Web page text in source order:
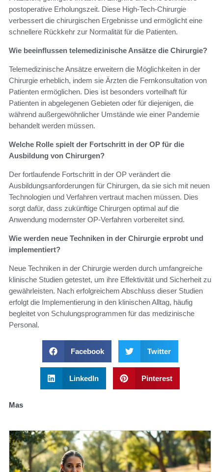
postoperative Erholungszeit. Diese High-Tech-Chirurgie
verbessert die chirurgischen Ergebnisse und ermöglicht eine
schnellere Rückkehr zur Normalität für die Patienten.
Wie beeinflussen telemedizinische Ansätze die Chirurgie?
Telemedizinische Ansätze erweitern die Möglichkeiten in der
Chirurgie erheblich, indem sie Ärzten die Fernkonsultation von
Patienten ermöglichen. Dies ist besonders vorteilhaft für
Patienten in abgelegenen Gebieten oder für diejenigen, die
während außergewöhnlicher Umstände wie einer Pandemie
behandelt werden müssen.
Welche Rolle spielt der Fortschritt in der OP für die
Ausbildung von Chirurgen?
Der fortlaufende Fortschritt in der OP verändert die
Ausbildungsanforderungen für Chirurgen, da sie sich mit neuen
Technologien und Verfahren vertraut machen müssen. Dies
sorgt dafür, dass zukünftige Chirurgen optimal auf die
Anwendung modernster OP-Verfahren vorbereitet sind.
Wie werden neue Techniken in der Chirurgie erprobt und
implementiert?
Neue Techniken in der Chirurgie werden durch umfangreiche
klinische Studien getestet, um ihre Effektivität und Sicherheit zu
gewährleisten. Nach erfolgreichem Abschluss dieser Studien
erfolgt die Implementierung in den klinischen Alltag, häufig
begleitet von Schulungsprogrammen für das medizinische
Personal.
Facebook Twitter
LinkedIn Pinterest
Mas